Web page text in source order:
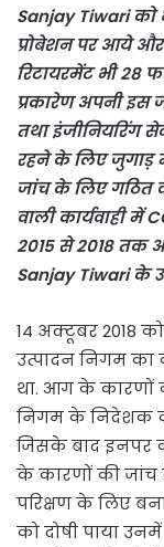
Sanjay Tiwari को
प्रोबेशन पर आये
रिटायरमेंट भी 28
प्रकारेण अपनी इस
तथा इंजीनियरिंग
रहने के लिए जुगाड़
जांच के लिए गठित
वाली कार्यवाही
2015 से 2018 तक
Sanjay Tiwari के
14 अक्टूबर 2018
उत्पादन निगम का
था. आग के कारणों
निगम के निदेशक
जिसके बाद इनपर
के कारणों की जांच
परिक्षण के लिए
को दोषी पाया